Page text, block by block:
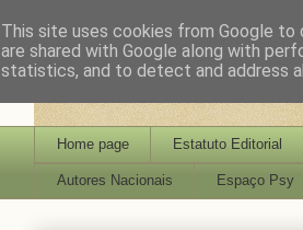
Home page Estatuto Editorial
Autores Nacionais Espaço Psy
This site uses cookies from Google to
are shared with Google along with
statistics, and to detect and address